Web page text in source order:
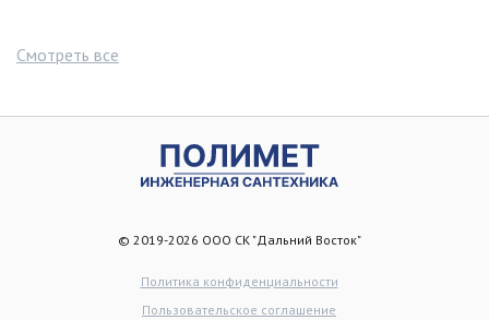
Смотреть все
© 2019-2026 ООО СК "Дальний Восток"
Политика конфиденциальности
Пользовательское соглашение